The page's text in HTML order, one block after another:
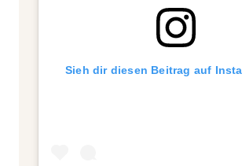
Sieh dir diesen Beitrag auf